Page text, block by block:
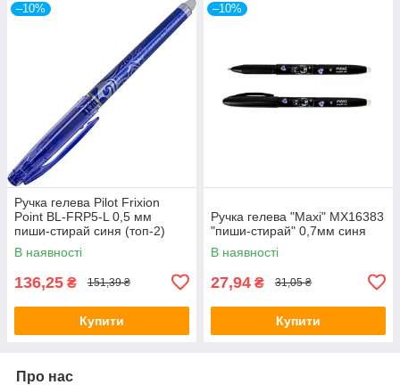
–10%
Ручка гелева Pilot Frixion
Point BL-FRP5-L 0,5 мм
пиши-стирай синя (топ-2)
В наявності
136,25 ₴ 151,39 ₴
Купити
–10%
Ручка гелева "Maxi" MX16383
"пиши-стирай" 0,7мм синя
В наявності
27,94 ₴ 31,05 ₴
Купити
Про нас